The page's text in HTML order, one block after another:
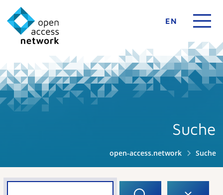
EN
Suche
open-access.network Suche